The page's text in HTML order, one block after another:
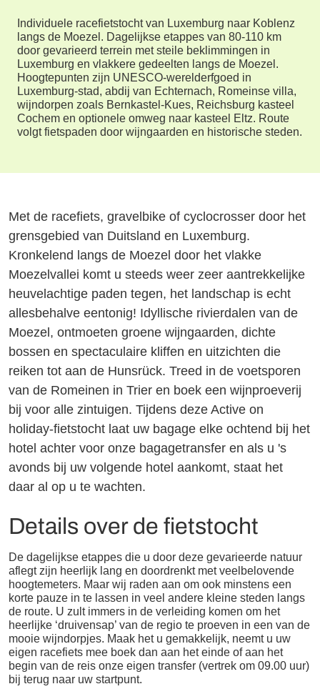
Individuele racefietstocht van Luxemburg naar Koblenz
langs de Moezel. Dagelijkse etappes van 80-110 km
door gevarieerd terrein met steile beklimmingen in
Luxemburg en vlakkere gedeelten langs de Moezel.
Hoogtepunten zijn UNESCO-werelderfgoed in
Luxemburg-stad, abdij van Echternach, Romeinse villa,
wijndorpen zoals Bernkastel-Kues, Reichsburg kasteel
Cochem en optionele omweg naar kasteel Eltz. Route
volgt fietspaden door wijngaarden en historische steden.
Met de racefiets, gravelbike of cyclocrosser door het
grensgebied van Duitsland en Luxemburg.
Kronkelend langs de Moezel door het vlakke
Moezelvallei komt u steeds weer zeer aantrekkelijke
heuvelachtige paden tegen, het landschap is echt
allesbehalve eentonig! Idyllische rivierdalen van de
Moezel, ontmoeten groene wijngaarden, dichte
bossen en spectaculaire kliffen en uitzichten die
reiken tot aan de Hunsrück. Treed in de voetsporen
van de Romeinen in Trier en boek een wijnproeverij
bij voor alle zintuigen. Tijdens deze Active on
holiday-fietstocht laat uw bagage elke ochtend bij het
hotel achter voor onze bagagetransfer en als u 's
avonds bij uw volgende hotel aankomt, staat het
daar al op u te wachten.
Details over de fietstocht
De dagelijkse etappes die u door deze gevarieerde natuur
aflegt zijn heerlijk lang en doordrenkt met veelbelovende
hoogtemeters. Maar wij raden aan om ook minstens een
korte pauze in te lassen in veel andere kleine steden langs
de route. U zult immers in de verleiding komen om het
heerlijke ‘druivensap’ van de regio te proeven in een van de
mooie wijndorpjes. Maak het u gemakkelijk, neemt u uw
eigen racefiets mee boek dan aan het einde of aan het
begin van de reis onze eigen transfer (vertrek om 09.00 uur)
bij terug naar uw startpunt.